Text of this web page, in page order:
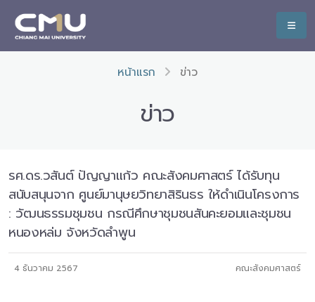
หน้าแรก ข่าว
ข่าว
รศ.ดร.วสันต์ ปัญญาแก้ว คณะสังคมศาสตร์ ได้รับทุน
สนับสนุนจาก ศูนย์มานุษยวิทยาสิรินธร ให้ดำเนินโครงการ
: วัฒนธรรมชุมชน กรณีศึกษาชุมชนสันคะยอมและชุมชน
หนองหล่ม จังหวัดลำพูน
4 ธันวาคม 2567 คณะสังคมศาสตร์